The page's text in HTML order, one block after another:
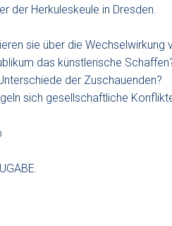
der Herkuleskeule in Dresden.
sie über die Wechselwirkung
das künstlerische
der Zuschauenden?
sich gesellschaftliche